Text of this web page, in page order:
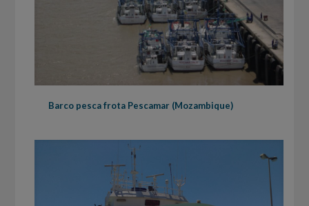
Barco pesca frota Pescamar (Mozambique)